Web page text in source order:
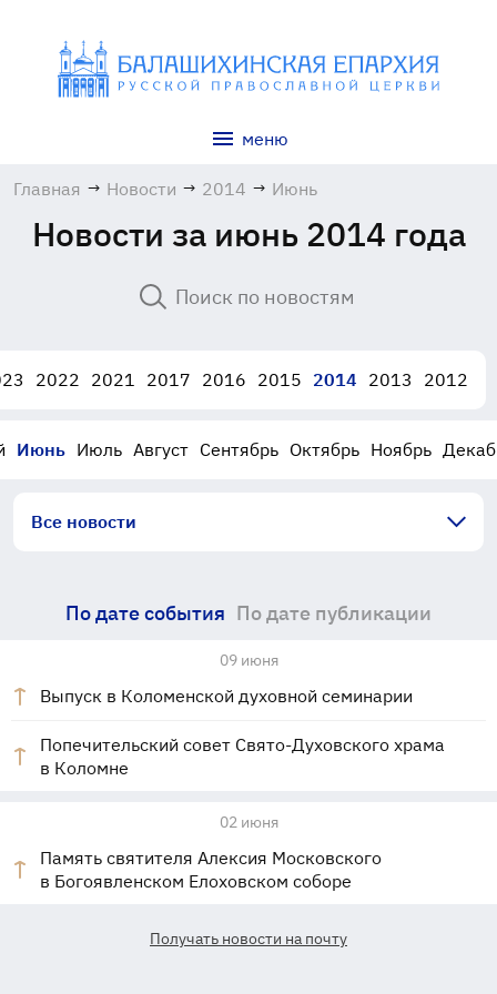
меню
Главная → Новости → 2014 → Июнь
Новости за июнь 2014 года
2022 2021 2017 2016 2015 2014 2013 2012
Июнь Июль Август Сентябрь Октябрь Ноябрь
Все новости
По дате события По дате публикации
09 июня
Выпуск в Коломенской духовной семинарии
Попечительский совет Свято-Духовского храма
в Коломне
02 июня
Память святителя Алексия Московского
в Богоявленском Елоховском соборе
Получать новости на почту